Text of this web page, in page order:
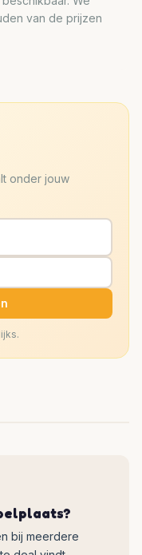
van de prijzen
onder jouw
bij meerdere